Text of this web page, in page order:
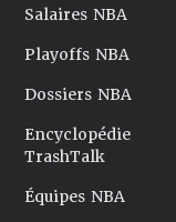
Salaires NBA
Playoffs NBA
Dossiers NBA
Encyclopédie
TrashTalk
Équipes NBA